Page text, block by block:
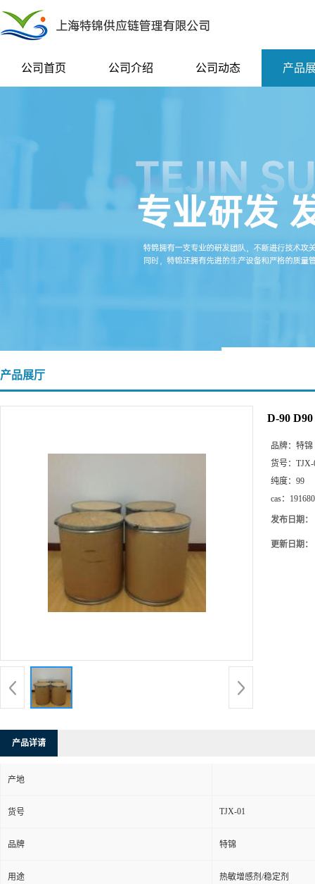
公司首页 公司介绍 公司动态 产品
产品展厅
D-90
品牌： 特锦
货号： TJX-
纯度： 99
cas：
发布日期：
更新日期：
产品详请
产地
货号 TJX-01
品牌 特锦
用途 热敏增感剂/稳定剂